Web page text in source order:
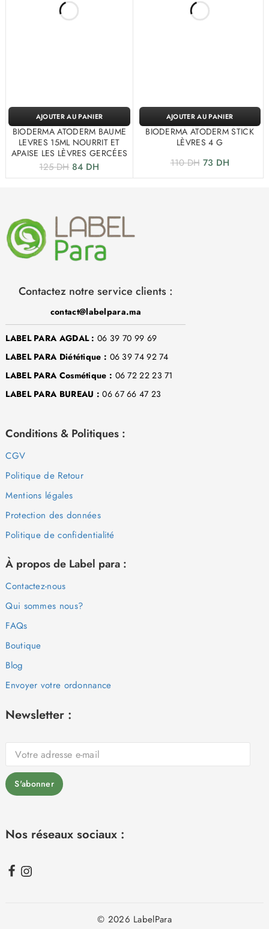
BIODERMA ATODERM BAUME
LEVRES 15ML NOURRIT ET
APAISE LES LÈVRES GERCÉES
125DH 84 DH
AJOUTER AU PANIER
BIODERMA ATODERM STICK
LÈVRES 4 G
110DH 73 DH
AJOUTER AU PANIER
Contactez notre service clients :
contact@labelpara.ma
LABEL PARA AGDAL : 06 39 70 99 69
LABEL PARA Diététique : 06 39 74 92 74
LABEL PARA Cosmétique : 06 72 22 23 71
LABEL PARA BUREAU : 06 67 66 47 23
Conditions & Politiques :
CGV
Politique de Retour
Mentions légales
Protection des données
Politique de confidentialité
À propos de Label para :
Contactez-nous
Qui sommes nous?
FAQs
Boutique
Blog
Envoyer votre ordonnance
Newsletter :
Nos réseaux sociaux :
© 2026 LabelPara